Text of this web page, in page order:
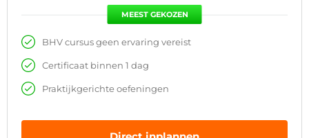
MEEST GEKOZEN
BHV cursus geen ervaring vereist
Certificaat binnen 1 dag
Praktijkgerichte oefeningen